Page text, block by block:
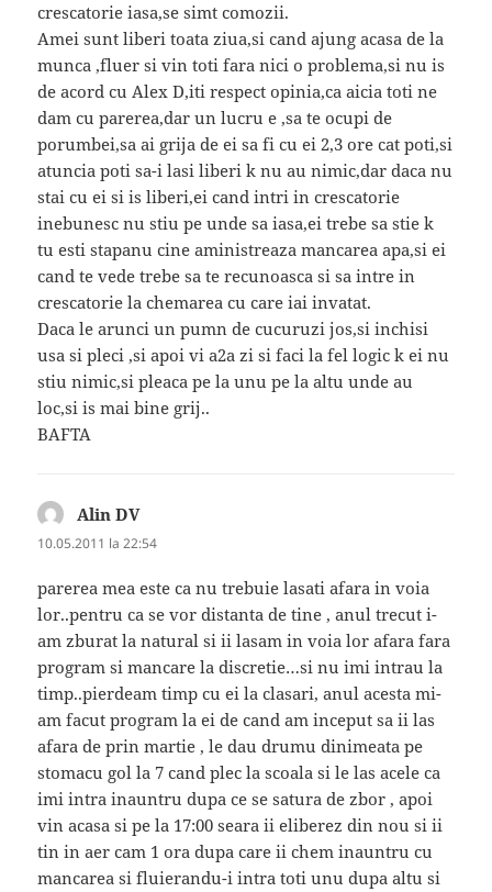
crescatorie iasa,se simt comozii.
Amei sunt liberi toata ziua,si cand ajung acasa de la
munca ,fluer si vin toti fara nici o problema,si nu is
de acord cu Alex D,iti respect opinia,ca aicia toti ne
dam cu parerea,dar un lucru e ,sa te ocupi de
porumbei,sa ai grija de ei sa fi cu ei 2,3 ore cat poti,si
atuncia poti sa-i lasi liberi k nu au nimic,dar daca nu
stai cu ei si is liberi,ei cand intri in crescatorie
inebunesc nu stiu pe unde sa iasa,ei trebe sa stie k
tu esti stapanu cine aministreaza mancarea apa,si ei
cand te vede trebe sa te recunoasca si sa intre in
crescatorie la chemarea cu care iai invatat.
Daca le arunci un pumn de cucuruzi jos,si inchisi
usa si pleci ,si apoi vi a2a zi si faci la fel logic k ei nu
stiu nimic,si pleaca pe la unu pe la altu unde au
loc,si is mai bine grij..
BAFTA
Alin DVspune:
10.05.2011 la 22:54
parerea mea este ca nu trebuie lasati afara in voia
lor..pentru ca se vor distanta de tine , anul trecut i-
am zburat la natural si ii lasam in voia lor afara fara
program si mancare la discretie…si nu imi intrau la
timp..pierdeam timp cu ei la clasari, anul acesta mi-
am facut program la ei de cand am inceput sa ii las
afara de prin martie , le dau drumu dinimeata pe
stomacu gol la 7 cand plec la scoala si le las acele ca
imi intra inauntru dupa ce se satura de zbor , apoi
vin acasa si pe la 17:00 seara ii eliberez din nou si ii
tin in aer cam 1 ora dupa care ii chem inauntru cu
mancarea si fluierandu-i intra toti unu dupa altu si